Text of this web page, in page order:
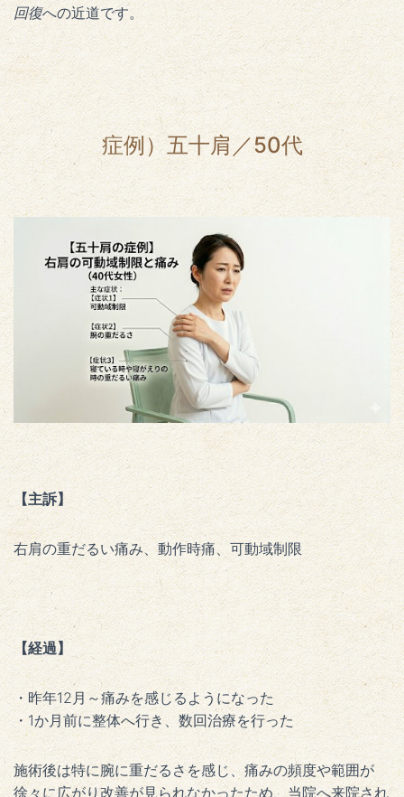
回復への近道です。
症例）五十肩／50代
【主訴】
右肩の重だるい痛み、動作時痛、可動域制限
【経過】
・昨年12月～痛みを感じるようになった
・1か月前に整体へ行き、数回治療を行った
施術後は特に腕に重だるさを感じ、痛みの頻度や範囲が
徐々に広がり改善が見られなかったため、当院へ来院され